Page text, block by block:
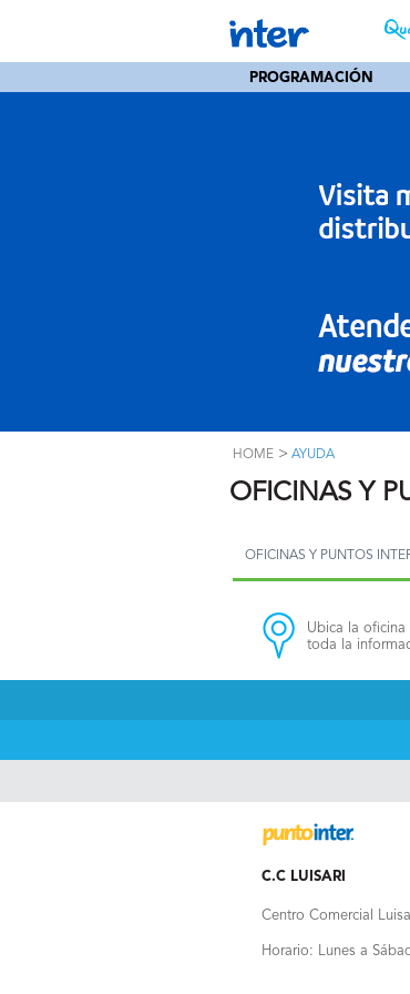
PROGRAMACIÓN
HOME > AYUDA
OFICINAS Y
OFICINAS Y PUNTOS
Ubica la oficina
toda la
C.C LUISARI
Centro Comercial
Horario: Lunes a